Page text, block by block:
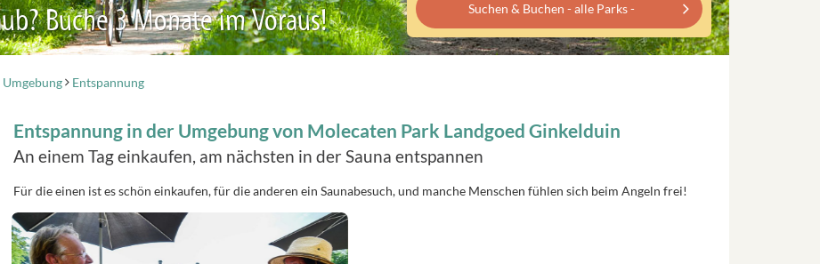
Buche 3 Monate im Voraus! Suchen & Buchen - alle Parks -
Umgebung Entspannung
Entspannung in der Umgebung von Molecaten Park Landgoed Ginkelduin
An einem Tag einkaufen, am nächsten in der Sauna entspannen
Für die einen ist es schön einkaufen, für die anderen ein Saunabesuch, und manche Menschen fühlen sich beim Angeln frei!